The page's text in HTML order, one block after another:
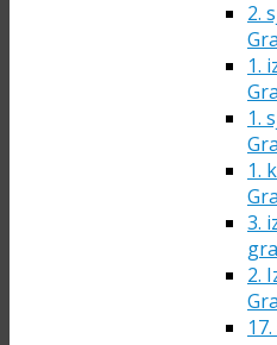
2.
1.
1.
1.
3.
2.